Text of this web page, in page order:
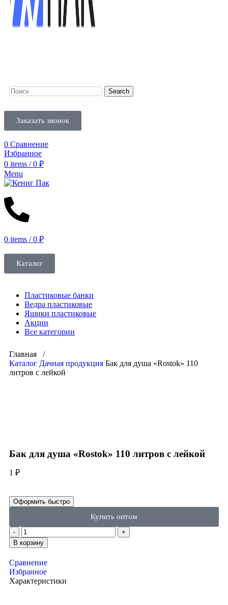
Search
Заказать звонок
0 Сравнение
Избранное
0 items / 0 ₽
Menu
0 items / 0 ₽
Каталог
Пластиковые банки
Ведра пластиковые
Ящики пластиковые
Акции
Все категории
Главная /
Каталог Дачная продукция Бак для душа «Rostok» 110
литров с лейкой
Бак для душа «Rostok» 110 литров с лейкой
1 ₽
Оформить быстро
Купить оптом
В корзину
Сравнение
Избранное
Характеристики